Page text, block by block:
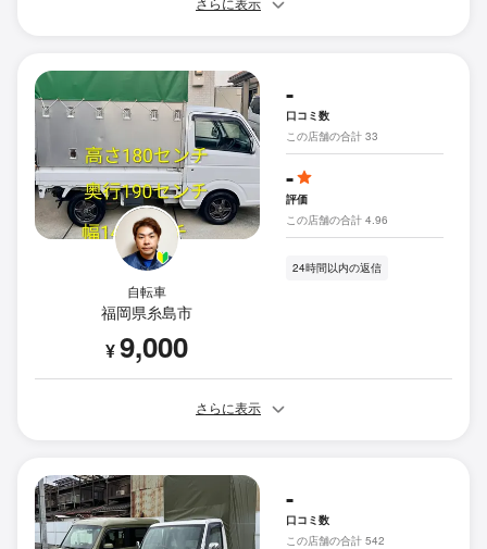
さらに表示
自転車
福岡県糸島市
¥9,000
-
口コミ数
この店舗の合計 33
-
評価
この店舗の合計 4.96
24時間以内の返信
さらに表示
-
口コミ数
この店舗の合計 542